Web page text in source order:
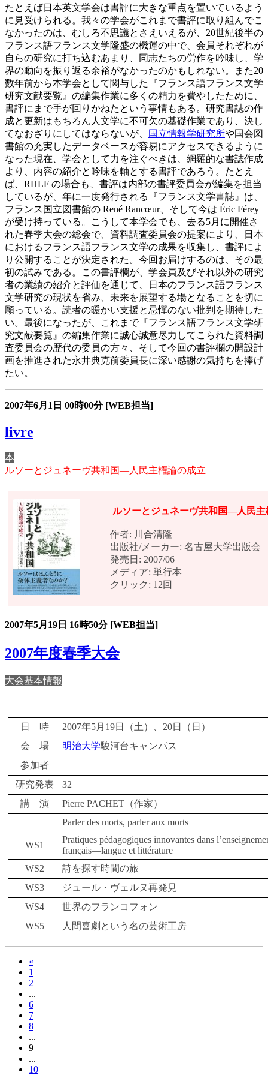
たとえば日本英文学会は書評に大きな重点を置いているよう
に見受けられる。我々の学会がこれまで書評に取り組んでこ
なかったのは、むしろ不思議とさえいえるが、20世紀後半の
フランス語フランス文学隆盛の機運の中で、会員それぞれが
自らの研究に打ち込むあまり、同志たちの労作を吟味し、学
界の動向を振り返る余裕がなかったのかもしれない。また20
数年前から本学会として関与した『フランス語フランス文学
研究文献要覧』の編集作業に多くの精力を費やしたために、
書評にまで手が回りかねたという事情もある。研究書誌の作
成と更新はもちろん人文学に不可欠の基礎作業であり、決し
てなおざりにしてはならないが、
国立情報学研究所や国会図
書館の充実したデータベースが容易にアクセスできるように
なった現在、学会として力を注ぐべきは、網羅的な書誌作成
より、内容の紹介と吟味を軸とする書評であろう。たとえ
ば、RHLF の場合も、書評は内部の書評委員会が編集を担当
しているが、年に一度発行される『フランス文学書誌』は、
フランス国立図書館の René Rancœur、そして今は Éric Férey
が受け持っている。こうして本学会でも、去る5月に開催さ
れた春季大会の総会で、資料調査委員会の提案により、日本
におけるフランス語フランス文学の成果を収集し、書評によ
り公開することが決定された。今回お届けするのは、その最
初の試みである。この書評欄が、学会員及びそれ以外の研究
者の業績の紹介と評価を通じて、日本のフランス語フランス
文学研究の現状を省み、未来を展望する場となることを切に
願っている。読者の暖かい支援と忌憚のない批判を期待した
い。最後になったが、これまで『フランス語フランス文学研
究文献要覧』の編集作業に誠心誠意尽力してこられた資料調
査委員会の歴代の委員の方々、そして今回の書評欄の開設計
画を推進された永井典克前委員長に深い感謝の気持ちを捧げ
たい。
2007年6月1日 00時00分 [WEB担当]
livre
本
ルソーとジュネーヴ共和国―人民主権論の成立
ルソーとジュネーヴ共和国―人民主
作者: 川合清隆
出版社/メーカー: 名古屋大学出版会
発売日: 2007/06
メディア: 単行本
クリック: 12回
2007年5月19日 16時50分 [WEB担当]
2007年度春季大会
大会基本情報
日 時
2007年5月19日（土）、20日（日）
会 場
明治大学駿河台キャンパス
参加者
研究発表
32
講 演
Pierre PACHET（作家）
Parler des morts, parler aux morts
WS1
Pratiques pédagogiques innovantes dans
français―langue et littérature
WS2
詩を探す時間の旅
WS3
ジュール・ヴェルヌ再発見
WS4
世界のフランコフォン
WS5
人間喜劇という名の芸術工房
«
1
2
...
6
7
8
...
9
...
10